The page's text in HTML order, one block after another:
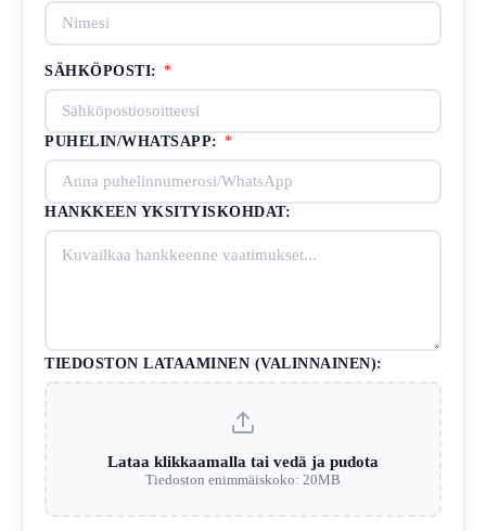
SÄHKÖPOSTI: *
PUHELIN/WHATSAPP: *
HANKKEEN YKSITYISKOHDAT:
TIEDOSTON LATAAMINEN (VALINNAINEN):
Lataa klikkaamalla tai vedä ja pudota
Tiedoston enimmäiskoko: 20MB